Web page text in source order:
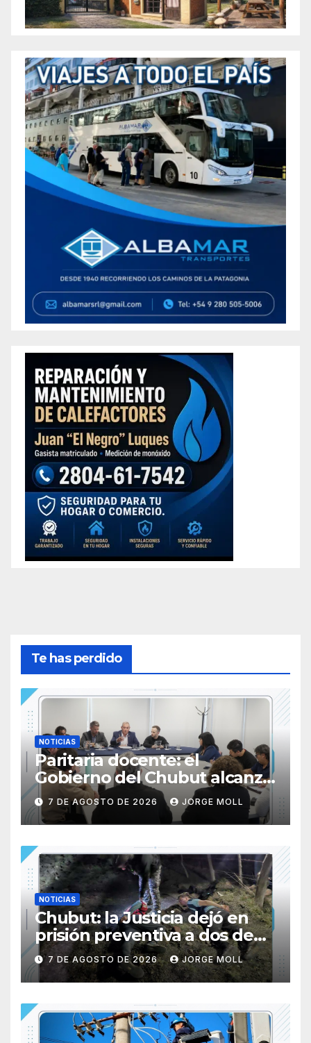
Te has perdido
NOTICIAS
Paritaria docente: el
Gobierno del Chubut alcanzó
un acuerdo salarial con los
gremios del sector
7 DE AGOSTO DE 2026 JORGE MOLL
NOTICIAS
Chubut: la Justicia dejó en
prisión preventiva a dos de
los tres individuos
sorprendidos con un dron
mientras robaban ovinos
7 DE AGOSTO DE 2026 JORGE MOLL